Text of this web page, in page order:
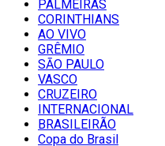
PALMEIRAS
CORINTHIANS
AO VIVO
GRÊMIO
SĀO PAULO
VASCO
CRUZEIRO
INTERNACIONAL
BRASILEIRÃO
Copa do Brasil